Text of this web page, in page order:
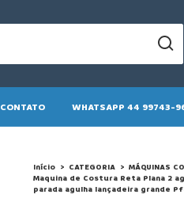
CONTATO WHATSAPP 44 99743-
Início > CATEGORIA > MÁQUINAS
Maquina de Costura Reta Plana
parada agulha lançadeira grande